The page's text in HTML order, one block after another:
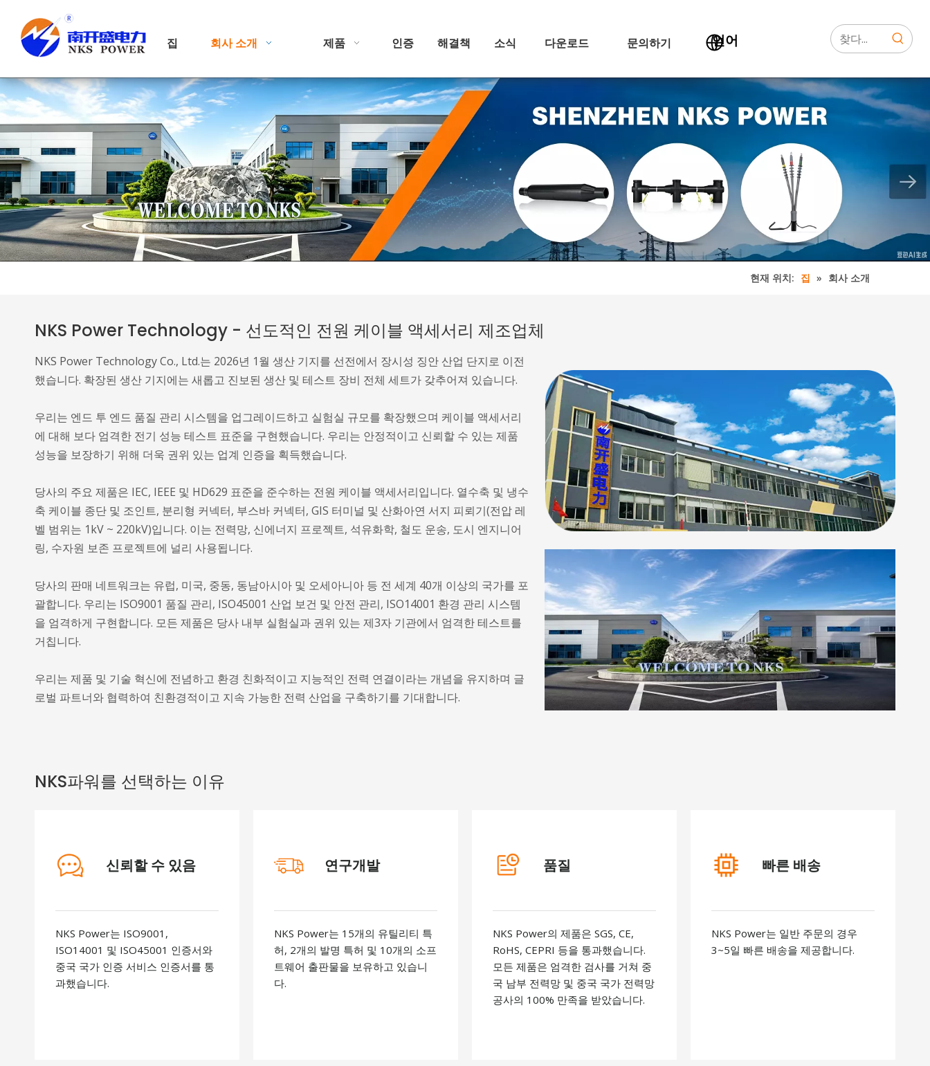
집 회사 소개 제품 인증 해결책 소식 다운로드 문의하기 언어
현재 위치: 집 » 회사 소개
NKS Power Technology - 선도적인 전원 케이블 액세서리 제조업체
NKS Power Technology Co., Ltd.는 2026년 1월 생산 기지를 선전에서 장시성 징안 산업 단지로 이전
했습니다. 확장된 생산 기지에는 새롭고 진보된 생산 및 테스트 장비 전체 세트가 갖추어져 있습니다.
우리는 엔드 투 엔드 품질 관리 시스템을 업그레이드하고 실험실 규모를 확장했으며 케이블 액세서리
에 대해 보다 엄격한 전기 성능 테스트 표준을 구현했습니다. 우리는 안정적이고 신뢰할 수 있는 제품
성능을 보장하기 위해 더욱 권위 있는 업계 인증을 획득했습니다.
당사의 주요 제품은 IEC, IEEE 및 HD629 표준을 준수하는 전원 케이블 액세서리입니다. 열수축 및 냉수
축 케이블 종단 및 조인트, 분리형 커넥터, 부스바 커넥터, GIS 터미널 및 산화아연 서지 피뢰기(전압 레
벨 범위는 1kV ~ 220kV)입니다. 이는 전력망, 신에너지 프로젝트, 석유화학, 철도 운송, 도시 엔지니어
링, 수자원 보존 프로젝트에 널리 사용됩니다.
당사의 판매 네트워크는 유럽, 미국, 중동, 동남아시아 및 오세아니아 등 전 세계 40개 이상의 국가를 포
괄합니다. 우리는 ISO9001 품질 관리, ISO45001 산업 보건 및 안전 관리, ISO14001 환경 관리 시스템
을 엄격하게 구현합니다. 모든 제품은 당사 내부 실험실과 권위 있는 제3자 기관에서 엄격한 테스트를
거칩니다.
우리는 제품 및 기술 혁신에 전념하고 환경 친화적이고 지능적인 전력 연결이라는 개념을 유지하며 글
로벌 파트너와 협력하여 친환경적이고 지속 가능한 전력 산업을 구축하기를 기대합니다.
NKS파워를 선택하는 이유
신뢰할 수 있음
NKS Power는 ISO9001,
ISO14001 및 ISO45001 인증서와
중국 국가 인증 서비스 인증서를 통
과했습니다.
연구개발
NKS Power는 15개의 유틸리티 특
허, 2개의 발명 특허 및 10개의 소프
트웨어 출판물을 보유하고 있습니
다.
품질
NKS Power의 제품은 SGS, CE,
RoHS, CEPRI 등을 통과했습니다.
모든 제품은 엄격한 검사를 거쳐 중
국 남부 전력망 및 중국 국가 전력망
공사의 100% 만족을 받았습니다.
빠른 배송
NKS Power는 일반 주문의 경우
3~5일 빠른 배송을 제공합니다.